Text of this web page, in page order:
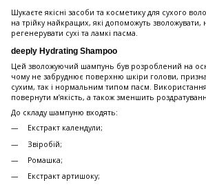
Шукаєте якісні засоби та косметику для сухого
на трійку найкращих, які допоможуть зволожувати,
регенерувати сухі та ламкі пасма.
deeply Hydrating Shampoo
Цей зволожуючий шампунь був розроблений на
чому не забруднює поверхню шкіри голови,
сухим, так і нормальним типом пасм.
повернути м’якість, а також зменшить
До складу шампуню входять:
Екстракт календули;
Звіробій;
Ромашка;
Екстракт артишоку;